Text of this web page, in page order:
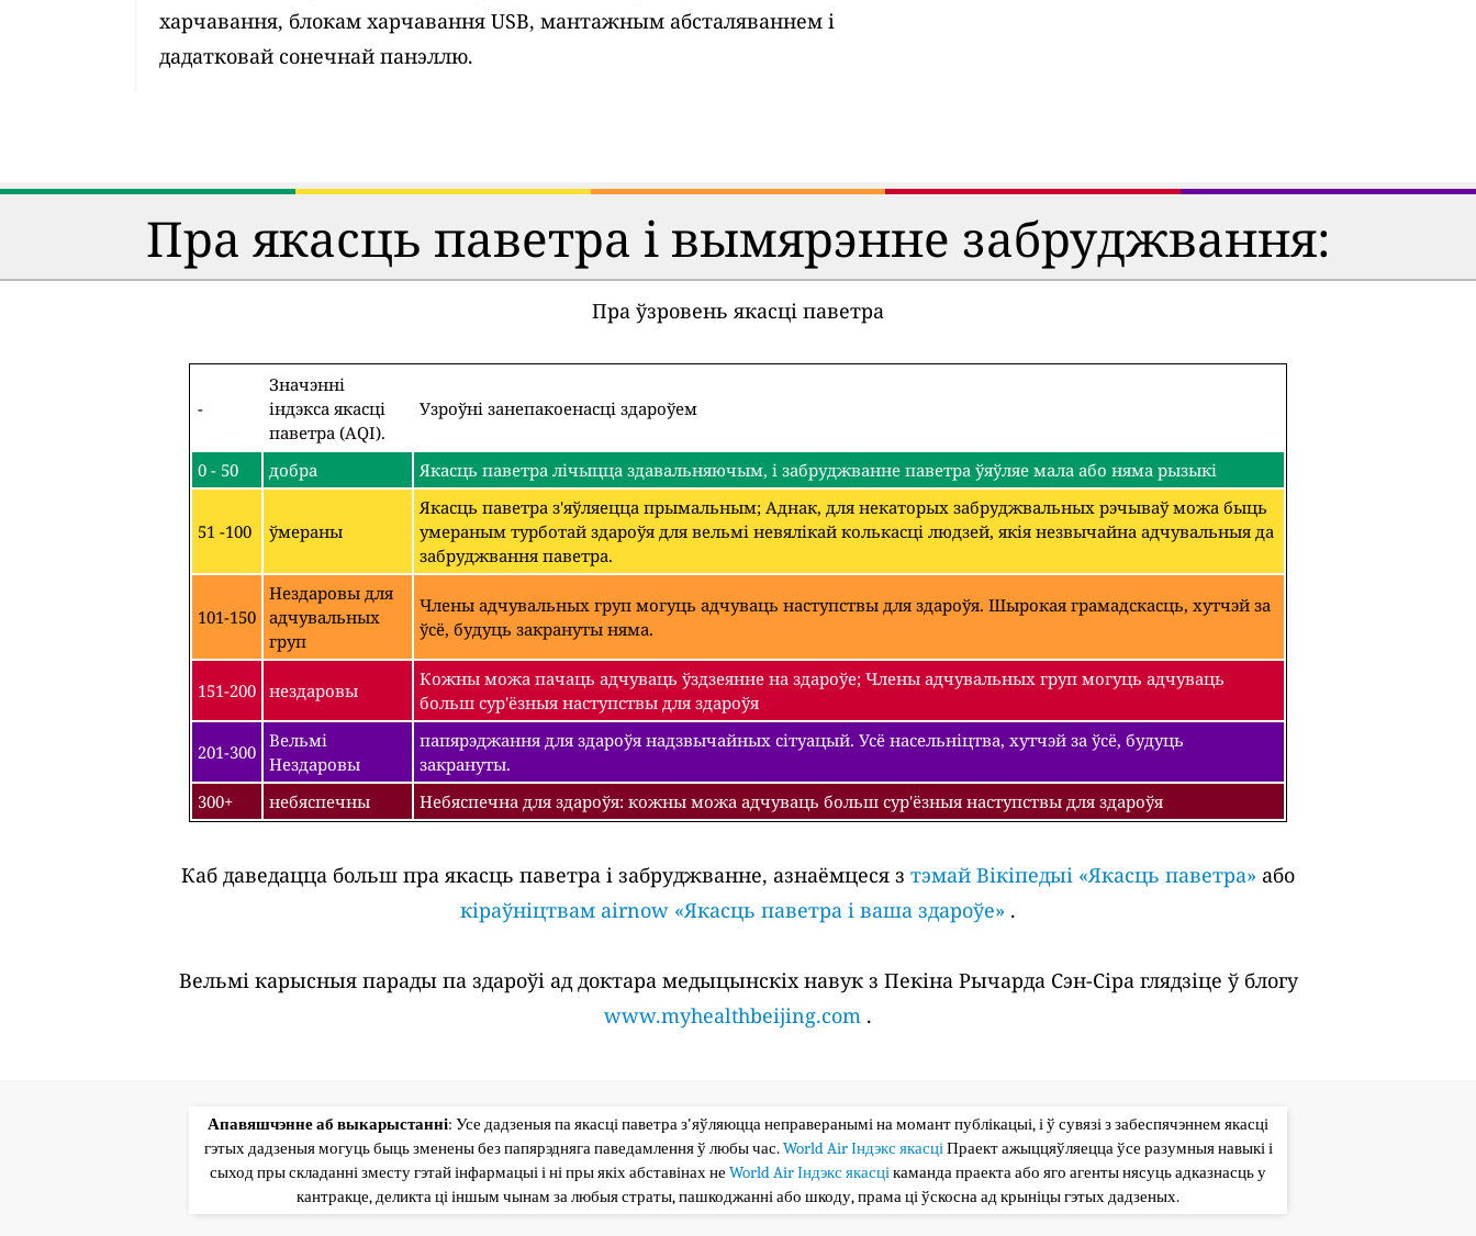
харчавання, блокам харчавання USB, мантажным абсталяваннем і
дадатковай сонечнай панэллю.
Пра якасць паветра і вымярэнне забруджвання:
Пра ўзровень якасці паветра
-
Значэнні
індэкса якасці
паветра (AQI).
Узроўні занепакоенасці здароўем
0 - 50 добра Якасць паветра лічыцца здавальняючым, і забруджванне паветра ўяўляе мала або няма рызыкі
51 -100 ўмераны
Якасць паветра з'яўляецца прымальным; Аднак, для некаторых забруджвальных рэчываў можа быць
умераным турботай здароўя для вельмі невялікай колькасці людзей, якія незвычайна адчувальныя да
забруджвання паветра.
101-150
Нездаровы для
адчувальных
груп
Члены адчувальных груп могуць адчуваць наступствы для здароўя. Шырокая грамадскасць, хутчэй за
ўсё, будуць закрануты няма.
151-200 нездаровы
Кожны можа пачаць адчуваць ўздзеянне на здароўе; Члены адчувальных груп могуць адчуваць
больш сур'ёзныя наступствы для здароўя
201-300
Вельмі
Нездаровы
папярэджання для здароўя надзвычайных сітуацый. Усё насельніцтва, хутчэй за ўсё, будуць
закрануты.
300+
небяспечны Небяспечна для здароўя: кожны можа адчуваць больш сур'ёзныя наступствы для здароўя
Каб даведацца больш пра якасць паветра і забруджванне, азнаёмцеся з тэмай Вікіпедыі «Якасць паветра» або
кіраўніцтвам airnow «Якасць паветра і ваша здароўе» .
Вельмі карысныя парады па здароўі ад доктара медыцынскіх навук з Пекіна Рычарда Сэн-Сіра глядзіце ў блогу
www.myhealthbeijing.com .
Апавяшчэнне аб выкарыстанні: Усе дадзеныя па якасці паветра з'яўляюцца неправеранымі на момант публікацыі, і ў сувязі з забеспячэннем якасці
гэтых дадзеныя могуць быць зменены без папярэдняга паведамлення ў любы час.World Air Індэкс якасціПраект ажыццяўляецца ўсе разумныя навыкі і
сыход пры складанні зместу гэтай інфармацыі і ні пры якіх абставінах не World Air Індэкс якасцікаманда праекта або яго агенты нясуць адказнасць у
кантракце, деликта ці іншым чынам за любыя страты, пашкоджанні або шкоду, прама ці ўскосна ад крыніцы гэтых дадзеных.